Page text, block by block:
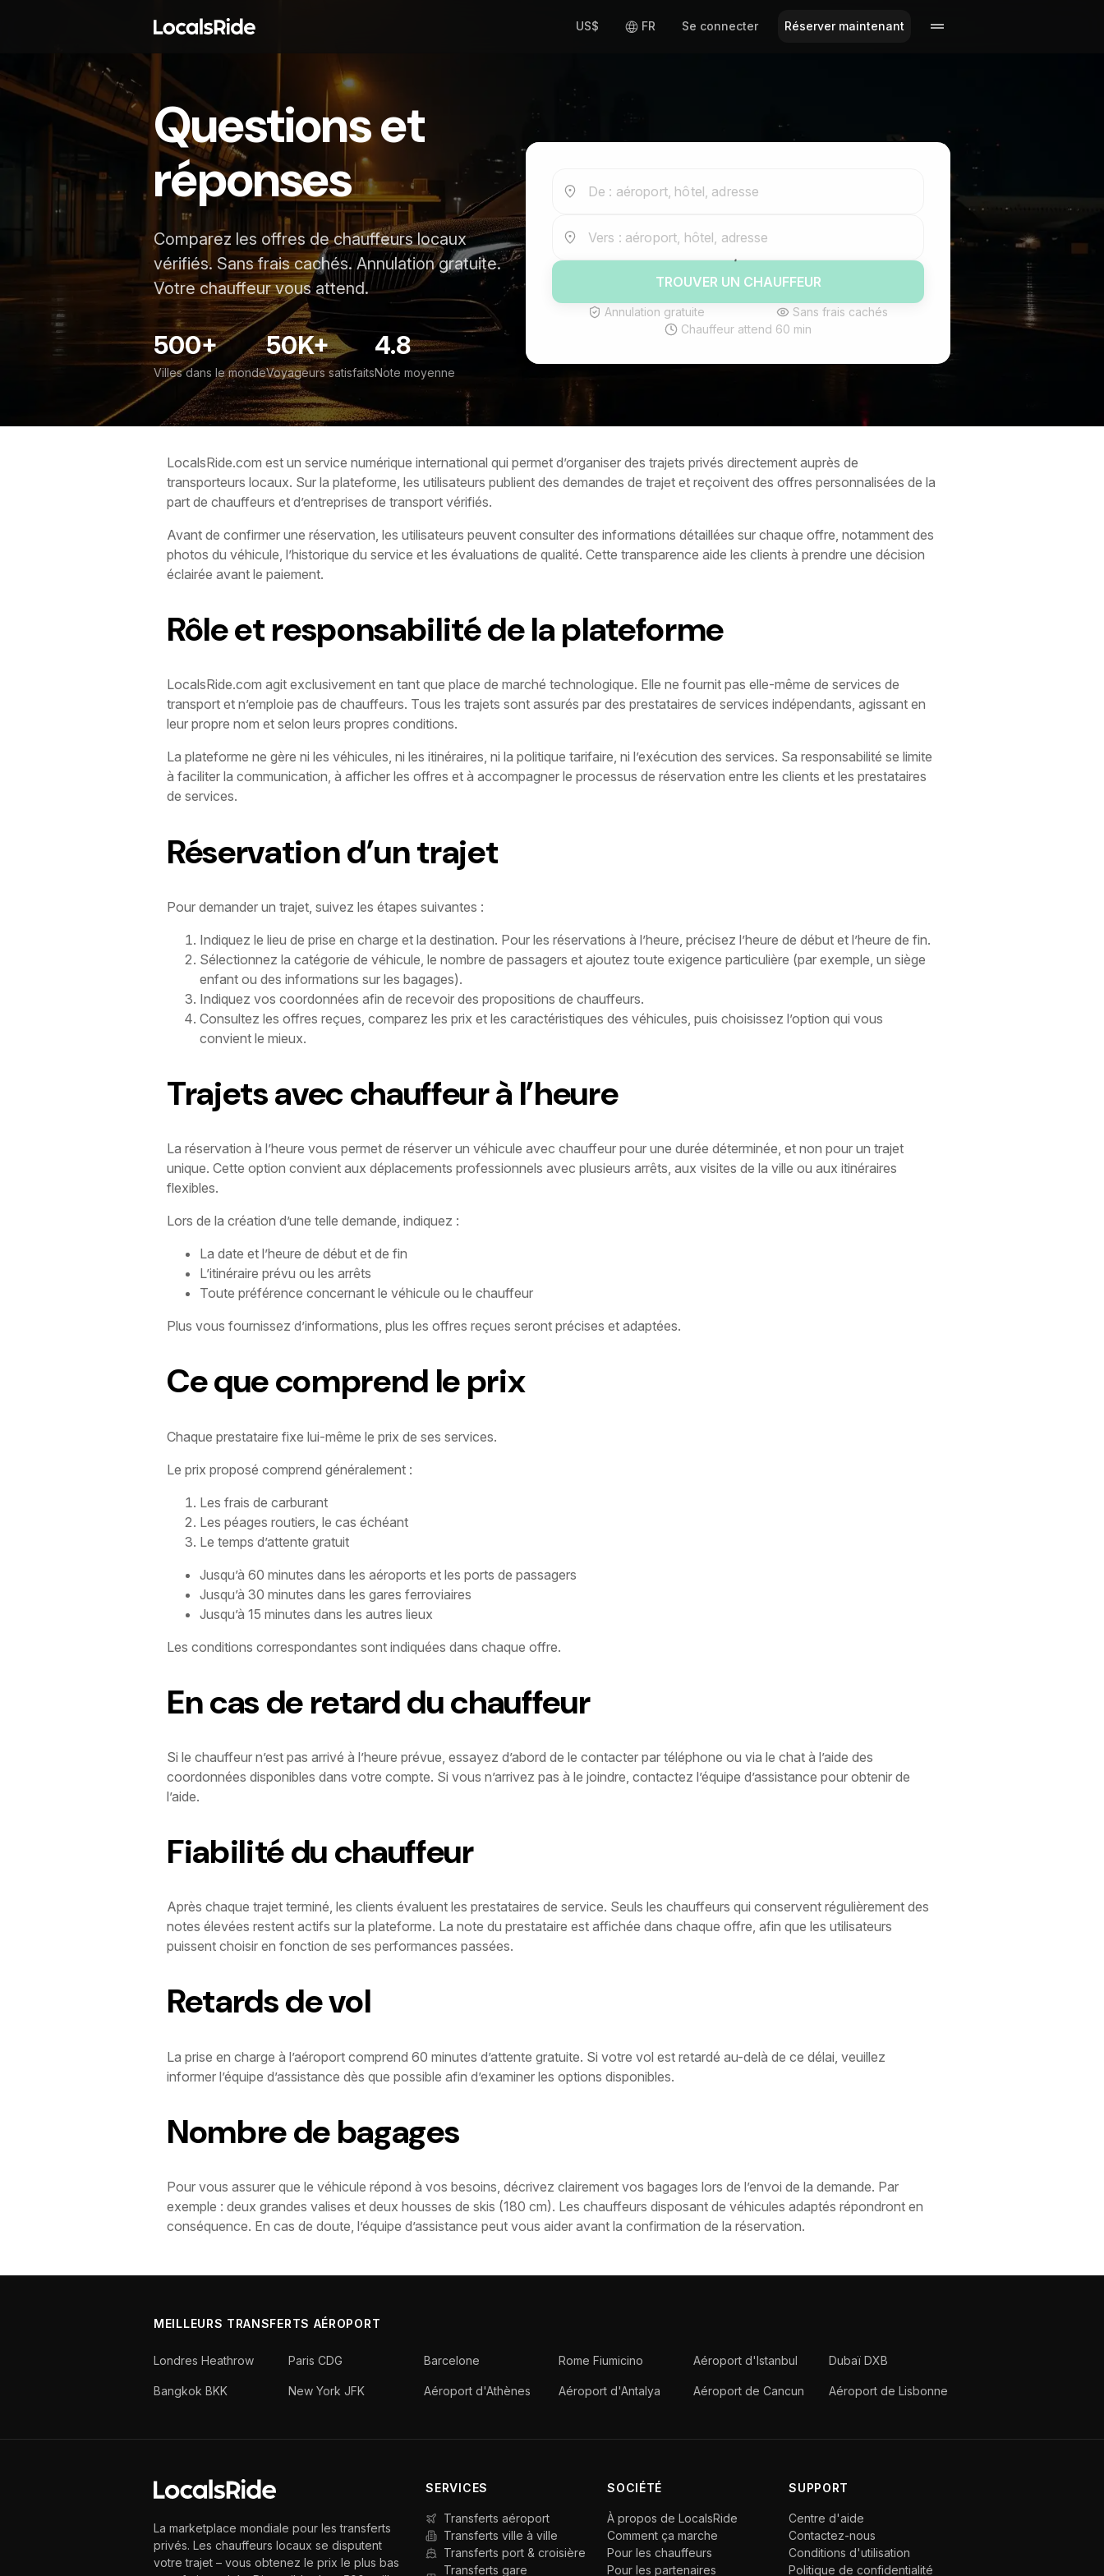
US$ FR Se connecter Réserver maintenant
Questions et
réponses
Comparez les offres de chauffeurs locaux
vérifiés. Sans frais cachés. Annulation gratuite.
Votre chauffeur vous attend.
500+
Villes dans le monde
50K+
Voyageurs satisfaits
4.8
Note moyenne
De : aéroport, hôtel, adresse
Vers : aéroport, hôtel, adresse
TROUVER UN CHAUFFEUR
Annulation gratuite
Sans frais cachés
Chauffeur attend 60 min
LocalsRide.com est un service numérique international qui permet d’organiser des trajets privés directement auprès de
transporteurs locaux. Sur la plateforme, les utilisateurs publient des demandes de trajet et reçoivent des offres personnalisées de la
part de chauffeurs et d’entreprises de transport vérifiés.
Avant de confirmer une réservation, les utilisateurs peuvent consulter des informations détaillées sur chaque offre, notamment des
photos du véhicule, l’historique du service et les évaluations de qualité. Cette transparence aide les clients à prendre une décision
éclairée avant le paiement.
Rôle et responsabilité de la plateforme
LocalsRide.com agit exclusivement en tant que place de marché technologique. Elle ne fournit pas elle-même de services de
transport et n’emploie pas de chauffeurs. Tous les trajets sont assurés par des prestataires de services indépendants, agissant en
leur propre nom et selon leurs propres conditions.
La plateforme ne gère ni les véhicules, ni les itinéraires, ni la politique tarifaire, ni l’exécution des services. Sa responsabilité se limite
à faciliter la communication, à afficher les offres et à accompagner le processus de réservation entre les clients et les prestataires
de services.
Réservation d’un trajet
Pour demander un trajet, suivez les étapes suivantes :
Indiquez le lieu de prise en charge et la destination. Pour les réservations à l’heure, précisez l’heure de début et l’heure de fin.
Sélectionnez la catégorie de véhicule, le nombre de passagers et ajoutez toute exigence particulière (par exemple, un siège
enfant ou des informations sur les bagages).
Indiquez vos coordonnées afin de recevoir des propositions de chauffeurs.
Consultez les offres reçues, comparez les prix et les caractéristiques des véhicules, puis choisissez l’option qui vous
convient le mieux.
Trajets avec chauffeur à l’heure
La réservation à l’heure vous permet de réserver un véhicule avec chauffeur pour une durée déterminée, et non pour un trajet
unique. Cette option convient aux déplacements professionnels avec plusieurs arrêts, aux visites de la ville ou aux itinéraires
flexibles.
Lors de la création d’une telle demande, indiquez :
La date et l’heure de début et de fin
L’itinéraire prévu ou les arrêts
Toute préférence concernant le véhicule ou le chauffeur
Plus vous fournissez d’informations, plus les offres reçues seront précises et adaptées.
Ce que comprend le prix
Chaque prestataire fixe lui-même le prix de ses services.
Le prix proposé comprend généralement :
Les frais de carburant
Les péages routiers, le cas échéant
Le temps d’attente gratuit
Jusqu’à 60 minutes dans les aéroports et les ports de passagers
Jusqu’à 30 minutes dans les gares ferroviaires
Jusqu’à 15 minutes dans les autres lieux
Les conditions correspondantes sont indiquées dans chaque offre.
En cas de retard du chauffeur
Si le chauffeur n’est pas arrivé à l’heure prévue, essayez d’abord de le contacter par téléphone ou via le chat à l’aide des
coordonnées disponibles dans votre compte. Si vous n’arrivez pas à le joindre, contactez l’équipe d’assistance pour obtenir de
l’aide.
Fiabilité du chauffeur
Après chaque trajet terminé, les clients évaluent les prestataires de service. Seuls les chauffeurs qui conservent régulièrement des
notes élevées restent actifs sur la plateforme. La note du prestataire est affichée dans chaque offre, afin que les utilisateurs
puissent choisir en fonction de ses performances passées.
Retards de vol
La prise en charge à l’aéroport comprend 60 minutes d’attente gratuite. Si votre vol est retardé au-delà de ce délai, veuillez
informer l’équipe d’assistance dès que possible afin d’examiner les options disponibles.
Nombre de bagages
Pour vous assurer que le véhicule répond à vos besoins, décrivez clairement vos bagages lors de l’envoi de la demande. Par
exemple : deux grandes valises et deux housses de skis (180 cm). Les chauffeurs disposant de véhicules adaptés répondront en
conséquence. En cas de doute, l’équipe d’assistance peut vous aider avant la confirmation de la réservation.
MEILLEURS TRANSFERTS AÉROPORT
Londres Heathrow Paris CDG Barcelone Rome Fiumicino Aéroport d'Istanbul Dubaï DXB
Bangkok BKK New York JFK Aéroport d'Athènes Aéroport d'Antalya Aéroport de Cancun Aéroport de Lisbonne
La marketplace mondiale pour les transferts
privés. Les chauffeurs locaux se disputent
votre trajet – vous obtenez le prix le plus bas
SERVICES
Transferts aéroport
Transferts ville à ville
Transferts port & croisière
Transferts gare
SOCIÉTÉ
À propos de LocalsRide
Comment ça marche
Pour les chauffeurs
Pour les partenaires
SUPPORT
Centre d'aide
Contactez-nous
Conditions d'utilisation
Politique de confidentialité